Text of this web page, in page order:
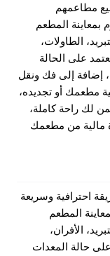
مطاعمهم
المطعم
الطاولات،
على الحالة
إضافة إلى فك ونقل
مطعمك أو تجديده،
لك راحة كاملة،
مالية من مطعمك
احترافية وسريعة
المطعم
الأفران،
حالة المعدات